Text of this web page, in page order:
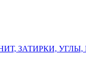
ЗАТИРКИ, УГЛЫ,